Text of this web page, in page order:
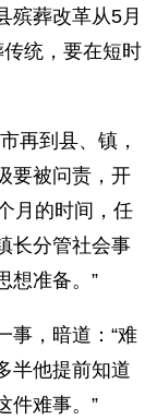
殡葬改革从5月
统，要在短时
再到县、镇，
要被问责，开
月的时间，任
长分管社会事
想准备。”
，暗道：“难
半他提前知道
件难事。”